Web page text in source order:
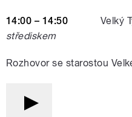
14:00 – 14:50
střediskem
Rozhovor se starostou